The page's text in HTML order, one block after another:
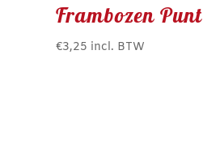
Frambozen Punt
€3,25 incl. BTW